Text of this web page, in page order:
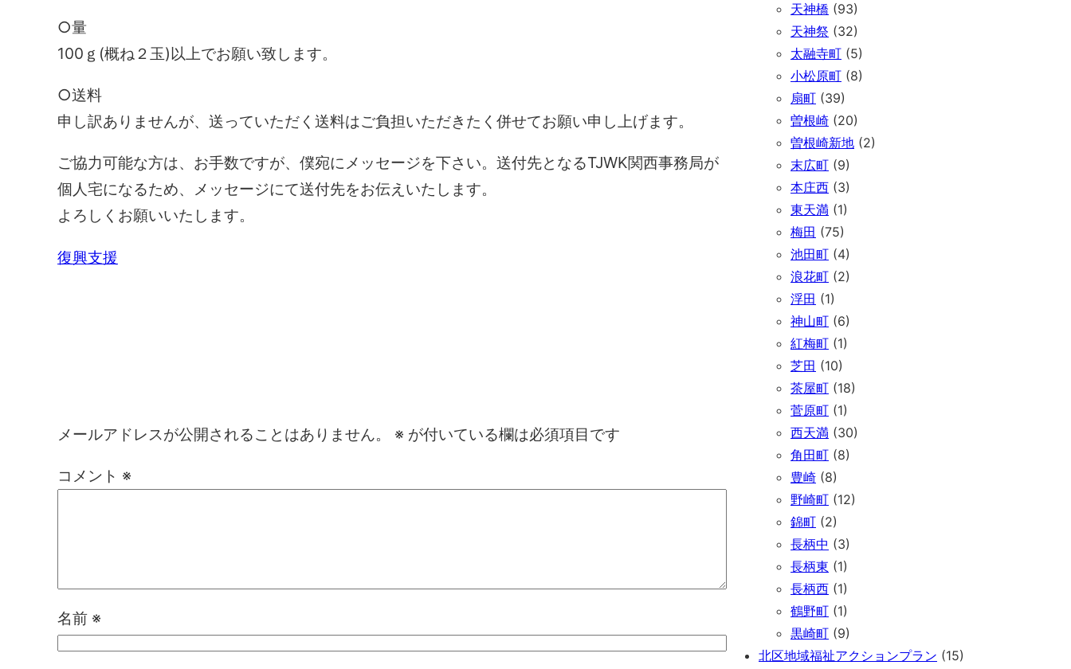
○量
100ｇ(概ね２玉)以上でお願い致します。
○送料
申し訳ありませんが、送っていただく送料はご負担いただきたく併せてお願い申し上げます。
ご協力可能な方は、お手数ですが、僕宛にメッセージを下さい。送付先となるTJWK関西事務局が
個人宅になるため、メッセージにて送付先をお伝えいたします。
よろしくお願いいたします。
復興支援
メールアドレスが公開されることはありません。 ※ が付いている欄は必須項目です
コメント ※
名前 ※
天神橋 (93)
天神祭 (32)
太融寺町 (5)
小松原町 (8)
扇町 (39)
曽根崎 (20)
曽根崎新地 (2)
末広町 (9)
本庄西 (3)
東天満 (1)
梅田 (75)
池田町 (4)
浪花町 (2)
浮田 (1)
神山町 (6)
紅梅町 (1)
芝田 (10)
茶屋町 (18)
菅原町 (1)
西天満 (30)
角田町 (8)
豊崎 (8)
野崎町 (12)
錦町 (2)
長柄中 (3)
長柄東 (1)
長柄西 (1)
鶴野町 (1)
黒崎町 (9)
北区地域福祉アクションプラン (15)